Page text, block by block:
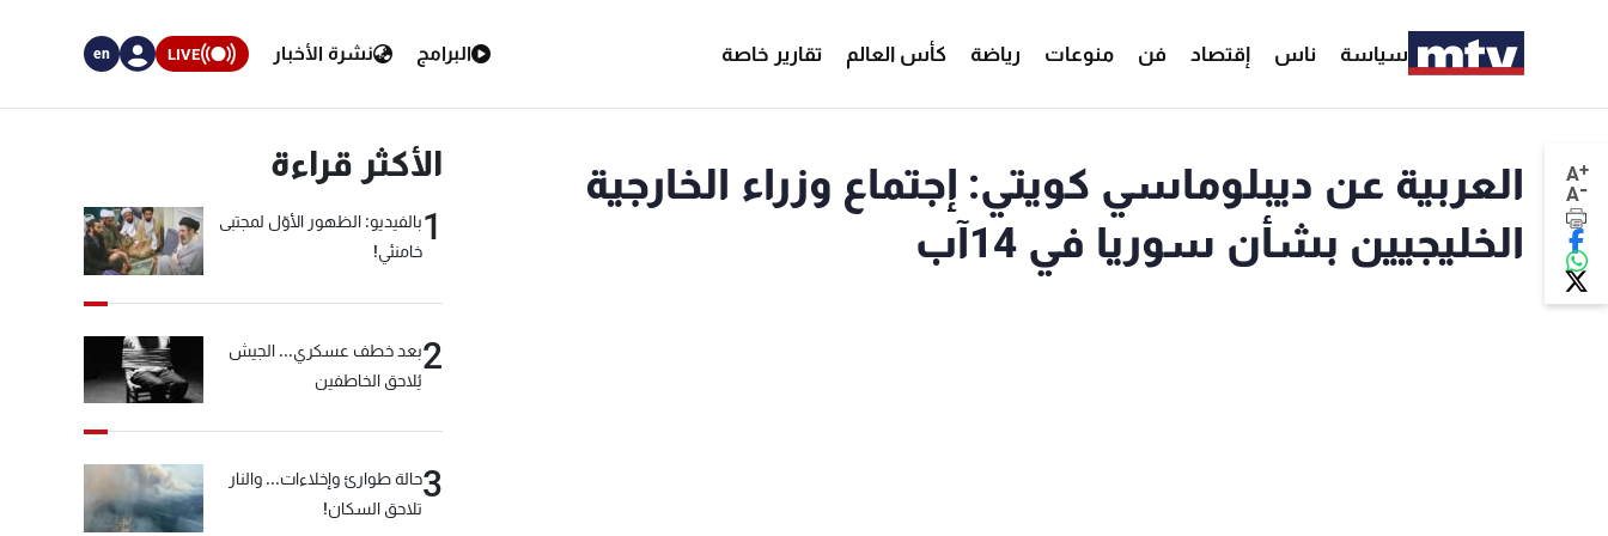
سياسة ناس إقتصاد فن منوعات رياضة كأس العالم تقارير خاصة البرامج نشرة الأخبار LIVE
en
A+
A-
العربية عن ديبلوماسي كويتي: إجتماع وزراء الخارجية
الخليجيين بشأن سوريا في 14آب
الأكثر قراءة
1بالفيديو: الظهور الأوّل لمجتبى
خامنئي!
2بعد خطف عسكري... الجيش
يُلاحق الخاطفين
3حالة طوارئ وإخلاءات... والنار
تلاحق السكان!